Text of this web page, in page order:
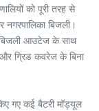
को पूरी तरह से
बिजली।
बिजली आउटेज के साथ
ग्रिड कवरेज के बिना
गए कई बैटरी मॉड्यूल